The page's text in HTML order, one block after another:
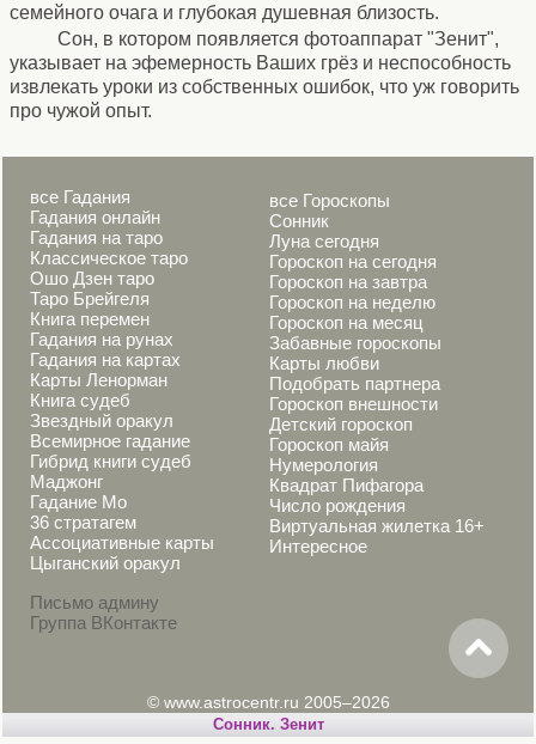
семейного очага и глубокая душевная близость.
Сон, в котором появляется фотоаппарат "Зенит",
указывает на эфемерность Ваших грёз и неспособность
извлекать уроки из собственных ошибок, что уж говорить
про чужой опыт.
все Гадания
Гадания онлайн
Гадания на таро
Классическое таро
Ошо Дзен таро
Таро Брейгеля
Книга перемен
Гадания на рунах
Гадания на картах
Карты Ленорман
Книга судеб
Звездный оракул
Всемирное гадание
Гибрид книги судеб
Маджонг
Гадание Мо
36 стратагем
Ассоциативные карты
Цыганский оракул
Письмо админу
Группа ВКонтакте
все Гороскопы
Сонник
Луна сегодня
Гороскоп на сегодня
Гороскоп на завтра
Гороскоп на неделю
Гороскоп на месяц
Забавные гороскопы
Карты любви
Подобрать партнера
Гороскоп внешности
Детский гороскоп
Гороскоп майя
Нумерология
Квадрат Пифагора
Число рождения
Виртуальная жилетка 16+
Интересное
© www.astrocentr.ru 2005–2026
Cонник. Зенит